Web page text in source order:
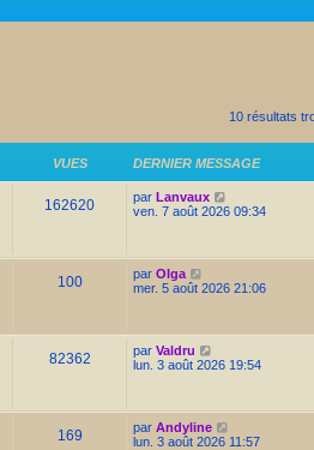
10 résultats
VUES DERNIER MESSAGE
162620 par Lanvaux
ven. 7 août 2026 09:34
100 par Olga
mer. 5 août 2026 21:06
82362 par Valdru
lun. 3 août 2026 19:54
169 par Andyline
lun. 3 août 2026 11:57